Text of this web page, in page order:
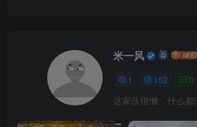
米一风
1 152 0
这家伙很懒，什么都